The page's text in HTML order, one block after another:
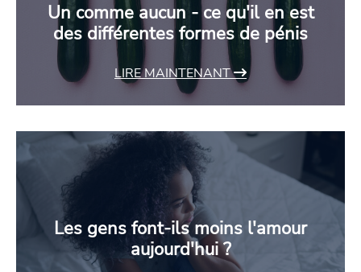
Un comme aucun - ce qu'il en est
des différentes formes de pénis
LIRE MAINTENANT
Les gens font-ils moins l'amour
aujourd'hui ?